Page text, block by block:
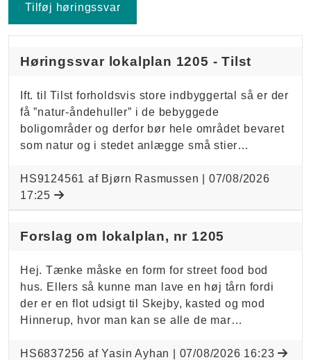
Tilføj høringssvar
Høringssvar lokalplan 1205 - Tilst
Ift. til Tilst forholdsvis store indbyggertal så er der
få ”natur-åndehuller” i de bebyggede
boligområder og derfor bør hele området bevaret
som natur og i stedet anlægge små stier…
HS9124561 af Bjørn Rasmussen | 07/08/2026
17:25
Forslag om lokalplan, nr 1205
Hej. Tænke måske en form for street food bod
hus. Ellers så kunne man lave en høj tårn fordi
der er en flot udsigt til Skejby, kasted og mod
Hinnerup, hvor man kan se alle de mar…
HS6837256 af Yasin Ayhan | 07/08/2026 16:23